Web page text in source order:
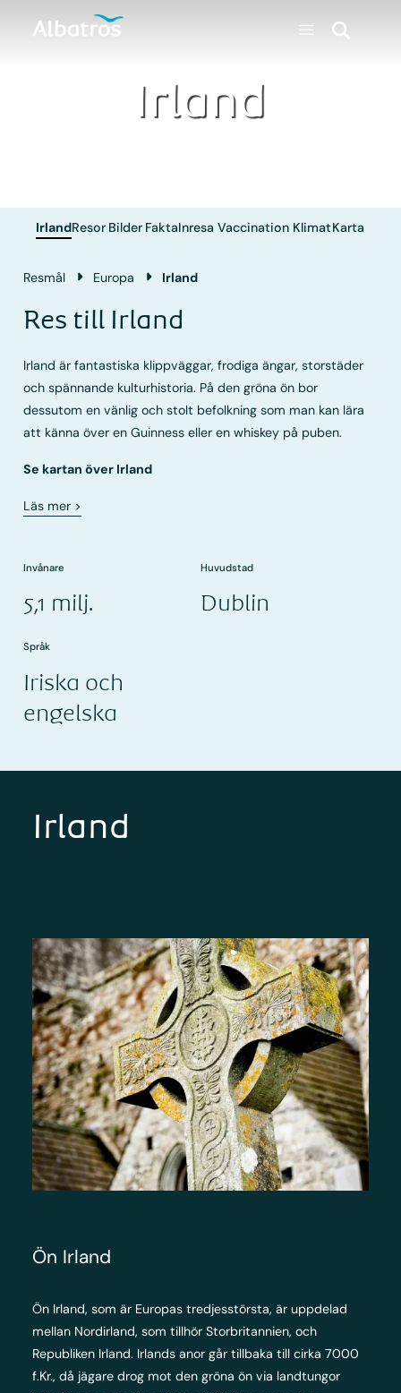
Irland
IrlandResor Bilder FaktaInresa Vaccination KlimatKarta
Resmål Europa Irland
Res till Irland
Irland är fantastiska klippväggar, frodiga ängar, storstäder
och spännande kulturhistoria. På den gröna ön bor
dessutom en vänlig och stolt befolkning som man kan lära
att känna över en Guinness eller en whiskey på puben.
Se kartan över Irland
Läs mer >
Invånare
5,1 milj.
Huvudstad
Dublin
Språk
Iriska och
engelska
Irland
Ön Irland
Ön Irland, som är Europas tredjesstörsta, är uppdelad
mellan Nordirland, som tillhör Storbritannien, och
Republiken Irland. Irlands anor går tillbaka till cirka 7000
f.Kr., då jägare drog mot den gröna ön via landtungor